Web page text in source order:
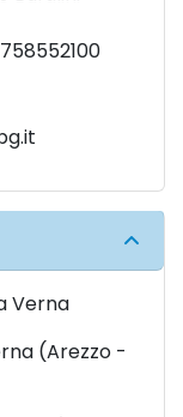
Verna
(Arezzo -